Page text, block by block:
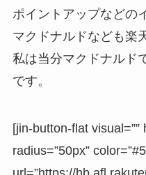
ポイントアップなどの
マクドナルドなども楽
私は当分マクドナルド
です。
[jin-button-flat visual=””
radius=”50px”